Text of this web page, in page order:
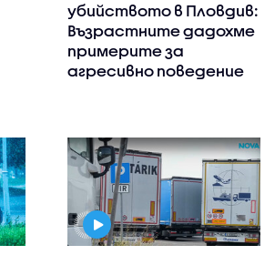
убийството в Пловдив:
Възрастните дадохме
примерите за
агресивно поведение